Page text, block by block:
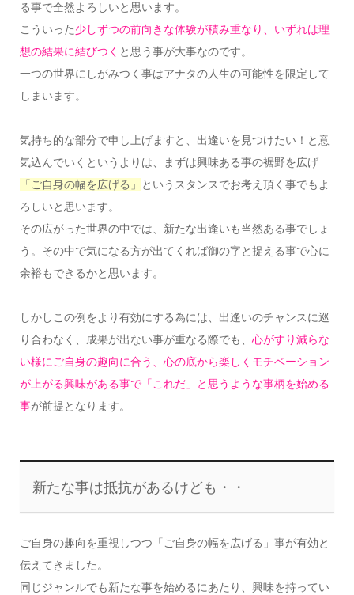
る事で全然よろしいと思います。
こういった少しずつの前向きな体験が積み重なり、いずれは理
想の結果に結びつく と思う事が大事なのです。
一つの世界にしがみつく事はアナタの人生の可能性を限定して
しまいます。
気持ち的な部分で申し上げますと、出逢いを見つけたい！と意
気込んでいくというよりは、まずは興味ある事の裾野を広げ
「ご自身の幅を広げる」
というスタンスでお考え頂く事でもよ
ろしいと思います。
その広がった世界の中では、新たな出逢いも当然ある事でしょ
う。その中で気になる方が出てくれば御の字と捉える事で心に
余裕もできるかと思います。
しかしこの例をより有効にする為には、出逢いのチャンスに巡
り合わなく、成果が出ない事が重なる際でも、 心がすり減らな
い様にご自身の趣向に合う、心の底から楽しくモチベーション
が上がる興味がある事で「これだ」と思うような事柄を始める
事が前提となります。
新たな事は抵抗があるけども・・
ご自身の趣向を重視しつつ「ご自身の幅を広げる」事が有効と
伝えてきました。
同じジャンルでも新たな事を始めるにあたり、興味を持ってい